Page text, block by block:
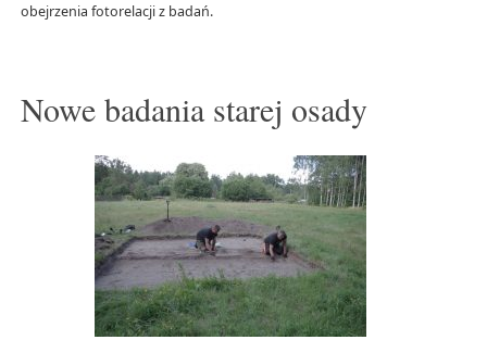
obejrzenia fotorelacji z badań.
Nowe badania starej osady